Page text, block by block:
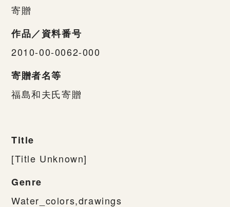
寄贈
作品／資料番号
2010-00-0062-000
寄贈者名等
福島和夫氏寄贈
Title
[Title Unknown]
Genre
Water_colors,drawings